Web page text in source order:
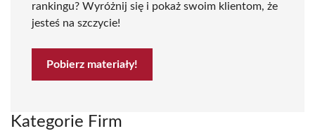
rankingu? Wyróżnij się i pokaż swoim klientom, że
jesteś na szczycie!
Pobierz materiały!
Kategorie Firm